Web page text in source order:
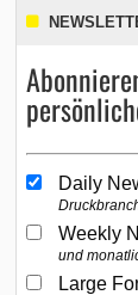
Daily
Weekly
und
Large